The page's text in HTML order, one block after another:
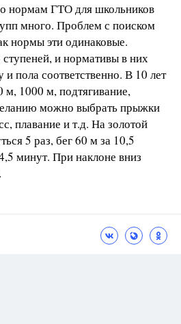
нормам ГТО для школьников
много. Проблем с поиском
нормы эти одинаковые.
и нормативы в них
и пола соответственно. В 10 лет
м, 1000 м, подтягивание,
можно выбрать прыжки
плавание и т.д. На золотой
5 раз, бег 60 м за 10,5
минут. При наклоне вниз